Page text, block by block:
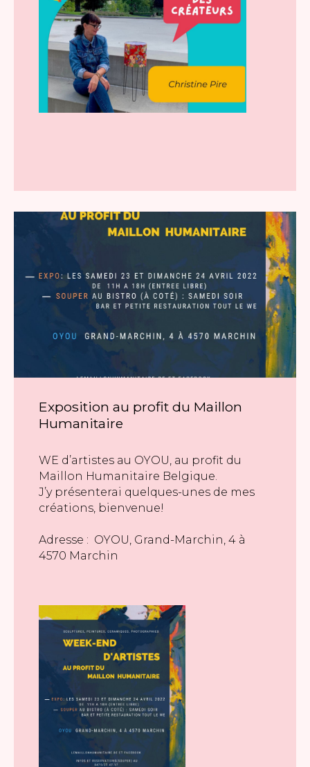
Exposition au profit du Maillon
Humanitaire
WE d’artistes au OYOU, au profit du
Maillon Humanitaire Belgique.
J’y présenterai quelques-unes de mes
créations, bienvenue!
Adresse : OYOU, Grand-Marchin, 4 à
4570 Marchin